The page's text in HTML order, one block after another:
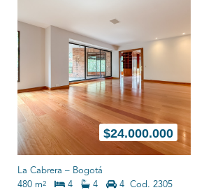
$24.000.000
La Cabrera – Bogotá
480 m2 4 4 4 Cod. 2305